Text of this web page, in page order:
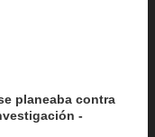
planeaba contra
-